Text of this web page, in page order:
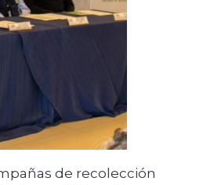
de recolección